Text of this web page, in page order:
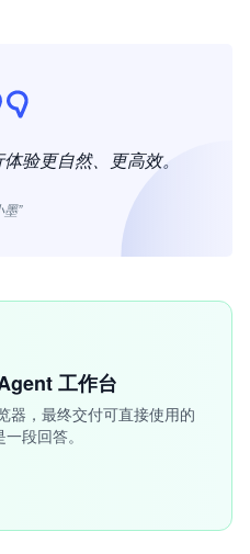
验更自然、更高效。
墨”
工作台
器，最终交付可直接使用的
段回答。